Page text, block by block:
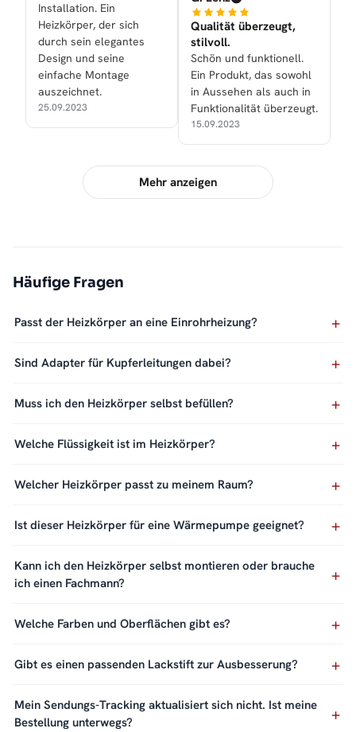
Installation. Ein
Heizkörper, der sich
durch sein elegantes
Design und seine
einfache Montage
auszeichnet.
25.09.2023
Qualität überzeugt,
stilvoll.
Schön und funktionell.
Ein Produkt, das sowohl
in Aussehen als auch in
Funktionalität überzeugt.
15.09.2023
Mehr anzeigen
Häufige Fragen
Passt der Heizkörper an eine Einrohrheizung?
Sind Adapter für Kupferleitungen dabei?
Muss ich den Heizkörper selbst befüllen?
Welche Flüssigkeit ist im Heizkörper?
Welcher Heizkörper passt zu meinem Raum?
Ist dieser Heizkörper für eine Wärmepumpe geeignet?
Kann ich den Heizkörper selbst montieren oder brauche
ich einen Fachmann?
Welche Farben und Oberflächen gibt es?
Gibt es einen passenden Lackstift zur Ausbesserung?
Mein Sendungs-Tracking aktualisiert sich nicht. Ist meine
Bestellung unterwegs?